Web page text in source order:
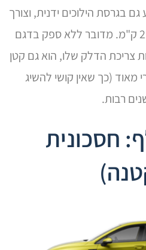
בגרסת הילוכים ידנית, וצורך
ליטר אחד של דלק לכל 21.2 ק"מ. מדובר ללא ספק בדגם
צריכת הדלק שלו, הוא גם קטן
מאוד (כך שאין קושי להשיג
רבות.
חסכונית